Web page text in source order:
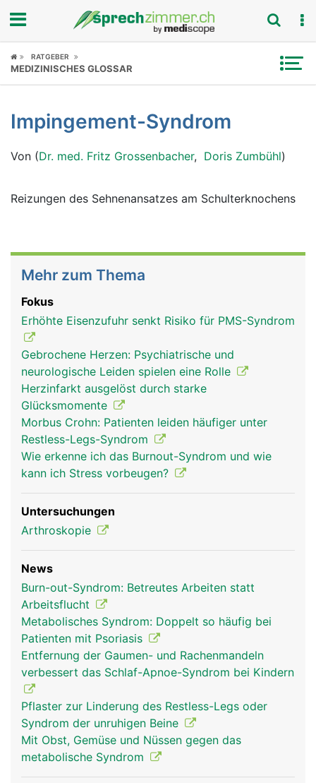
Fokus
Symptome
Untersuchungen
News
RATGEBER
MEDIZINISCHES GLOSSAR
Impingement-Syndrom
Von (Dr. med. Fritz Grossenbacher, Doris Zumbühl)
Reizungen des Sehnenansatzes am Schulterknochens
Mehr zum Thema
Fokus
Erhöhte Eisenzufuhr senkt Risiko für PMS-Syndrom
Gebrochene Herzen: Psychiatrische und
neurologische Leiden spielen eine Rolle
Herzinfarkt ausgelöst durch starke
Glücksmomente
Morbus Crohn: Patienten leiden häufiger unter
Restless-Legs-Syndrom
Wie erkenne ich das Burnout-Syndrom und wie
kann ich Stress vorbeugen?
Untersuchungen
Arthroskopie
News
Burn-out-Syndrom: Betreutes Arbeiten statt
Arbeitsflucht
Metabolisches Syndrom: Doppelt so häufig bei
Patienten mit Psoriasis
Entfernung der Gaumen- und Rachenmandeln
verbessert das Schlaf-Apnoe-Syndrom bei Kindern
Pflaster zur Linderung des Restless-Legs oder
Syndrom der unruhigen Beine
Mit Obst, Gemüse und Nüssen gegen das
metabolische Syndrom